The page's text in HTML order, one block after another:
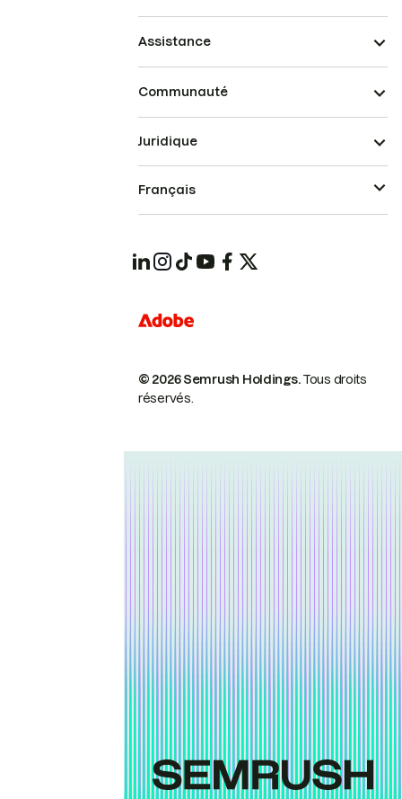
Assistance
Communauté
© 2026 Semrush Holdings.Tous droits
réservés.
Juridique
Français